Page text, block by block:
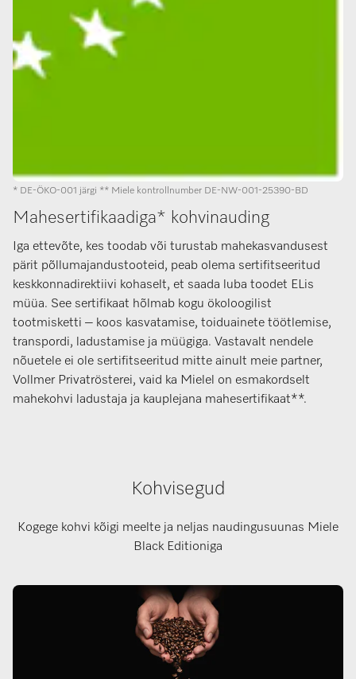
* DE-ÖKO-001 järgi ** Miele kontrollnumber DE-NW-001-25390-BD
Mahesertifikaadiga* kohvinauding
Iga ettevõte, kes toodab või turustab mahekasvandusest
pärit põllumajandustooteid, peab olema sertifitseeritud
keskkonnadirektiivi kohaselt, et saada luba toodet ELis
müüa. See sertifikaat hõlmab kogu ökoloogilist
tootmisketti – koos kasvatamise, toiduainete töötlemise,
transpordi, ladustamise ja müügiga. Vastavalt nendele
nõuetele ei ole sertifitseeritud mitte ainult meie partner,
Vollmer Privatrösterei, vaid ka Mielel on esmakordselt
mahekohvi ladustaja ja kauplejana mahesertifikaat**.
Kohvisegud
Kogege kohvi kõigi meelte ja neljas naudingusuunas Miele
Black Editioniga